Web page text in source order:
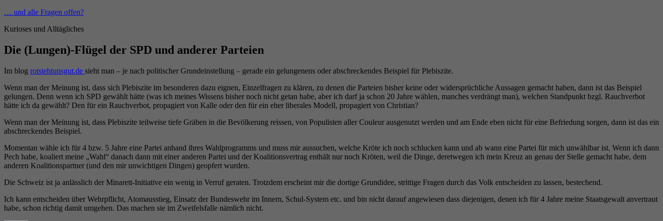
Zum
springen
… und alle Fragen offen?
Kurioses und Alltägliches
Die (Lungen)-Flügel der SPD und anderer Parteien
Im blog rotstehtunsgut.de sieht man – je nach politischer Grundeinstellung – gerade ein gelungenens oder abschreckendes Beispiel für Plebiszite.
Wenn man der Meinung ist, dass sich Plebiszite im besonderen dazu eignen, Einzelfragen zu klären, zu denen die Parteien bisher keine oder widersprüchliche Aussagen gemacht haben, dann ist das Beispiel
gelungen. Denn wenn ich SPD gewählt hätte (was ich meines Wissens bisher noch nicht getan habe, aber ich darf ja schon 20 Jahre wählen, manches verdrängt man), welchen Standpunkt bzgl. Rauchverbot
hätte ich da gewählt? Den für ein Rauchverbot, propagiert von Kalle oder den für ein eher liberales Modell, propagiert von Christian?
Wenn man der Meinung ist, dass Plebiszite teilweise tiefe Gräben in die Bevölkerung reissen, von Populisten aller Couleur ausgenutzt werden und am Ende eben nicht für eine Befriedung sorgen, dann ist das ein
abschreckendes Beispiel.
Momentan wähle ich für 4 bzw. 5 Jahre eine Partei anhand ihres Wahlprogramms und muss mir aussuchen, welche Kröte ich noch schlucken kann und ab wann eine Partei für mich unwählbar ist. Wenn ich dann
Pech habe, koaliert meine „Wahl“ danach dann mit einer anderen Partei und der Koalitionsvertrag enthält nur noch Kröten, weil die Dinge, deretwegen ich mein Kreuz an genau der Stelle gemacht habe, dem
anderen Koalitionspartner (und den mir unwichtigen Dingen) geopfert wurden.
Die Schweiz ist ja anlässlich der Minarett-Initiative ein wenig in Verruf geraten. Trotzdem erscheint mir die dortige Grundidee, strittige Fragen durch das Volk entscheiden zu lassen, bestechend.
Ich kann entscheiden über Wehrpflicht, Atomausstieg, Einsatz der Bundeswehr im Innern, Schul-System etc. und bin nicht darauf angewiesen dass diejenigen, denen ich für 4 Jahre meine Staatsgewalt anvertraut
habe, schon richtig damit umgehen. Das machen sie im Zweifelsfalle nämlich nicht.